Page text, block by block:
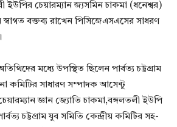
চেয়ারম্যান জ্যসমিন চাকমা (ধনেশ্বর)
স্বাগত বক্তব্য রাখেন পিসিজেএসএসের সাধরণ
মধ্যে উপস্থিত ছিলেন পার্বত্য চট্টগ্রাম
কমিটির সাধারণ সম্পাদক আসেন্টু
জ্ঞান জ্যোতি চাকমা,বঙ্গলতলী ইউপি
চট্টগ্রাম যুব সমিতি কেন্দ্রীয় কমিটির সহ-